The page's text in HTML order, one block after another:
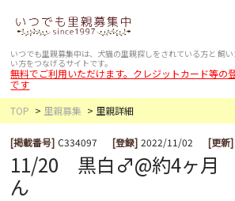
いつでも里親募集中は、犬猫の里親探しをされている方と 飼
い方をつなげるサイトです。
無料でご利用いただけます。クレジットカード等の
です
TOP
里親募集 里親詳細
[掲載番号] C334097 [登録] 2022/11/02 [更新]
11/20 黒白♂@約4ヶ月
ん